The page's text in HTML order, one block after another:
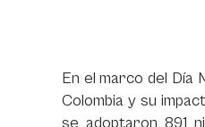
En el marco del Día
Colombia y su
se adoptaron 891